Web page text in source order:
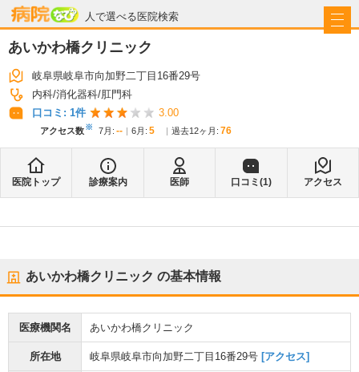
人で選べる医院検索
病院なび
あいかわ橋クリニック
岐阜県岐阜市向加野二丁目16番29号
内科 消化器科 肛門科
口コミ: 1件 3.00
アクセス数※ 7月 : -- 6月 : 5 過去12ヶ月: 76
医院トップ 診療案内 医師 口コミ(1) アクセス
あいかわ橋クリニック の基本情報
医療機関名 あいかわ橋クリニック
所在地 岐阜県岐阜市向加野二丁目16番29号 [アクセス]